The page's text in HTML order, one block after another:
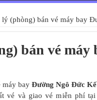
(phòng) bán vé máy bay
bán vé
máy bay Đường Ngô Đức Kế
vé và giao vé miễn phí